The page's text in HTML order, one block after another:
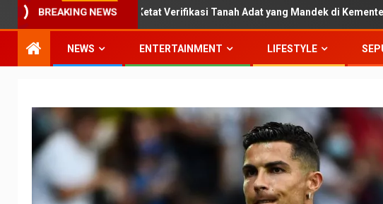
BREAKING NEWS
Kawal Ketat Verifikasi Tanah Adat yang Mandek di Kementerian
NEWS ENTERTAINMENT LIFESTYLE